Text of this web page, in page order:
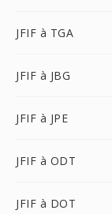
JFIF à TGA
JFIF à JBG
JFIF à JPE
JFIF à ODT
JFIF à DOT